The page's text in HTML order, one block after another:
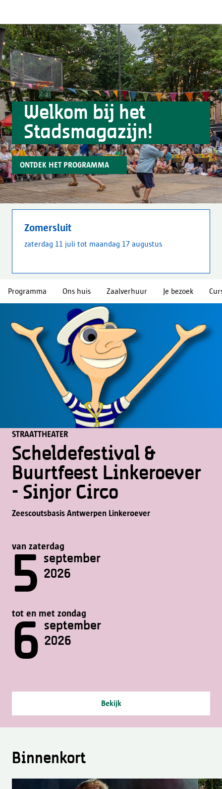
Welkom bij het
Stadsmagazijn!
ONTDEK HET PROGRAMMA
Zomersluit
zaterdag 11 juli tot maandag 17 augustus
Programma Ons huis Zaalverhuur Je bezoek
STRAATTHEATER
Scheldefestival &
Buurtfeest Linkeroever
- Sinjor Circo
Zeescoutsbasis Antwerpen Linkeroever
van zaterdag
5
september
2026
tot en met zondag
6 september
2026
Bekijk
Binnenkort